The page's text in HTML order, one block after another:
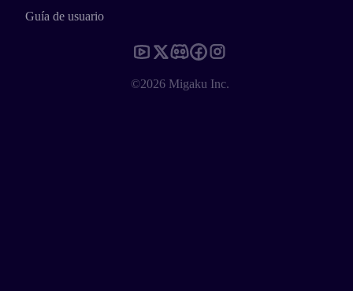
Guía de usuario
©2026 Migaku Inc.